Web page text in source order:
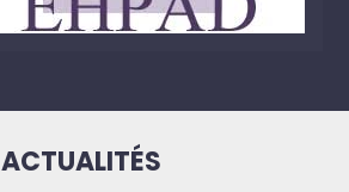
ACTUALITÉS